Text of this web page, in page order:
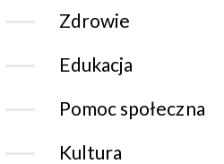
Zdrowie
Edukacja
Pomoc społeczna
Kultura